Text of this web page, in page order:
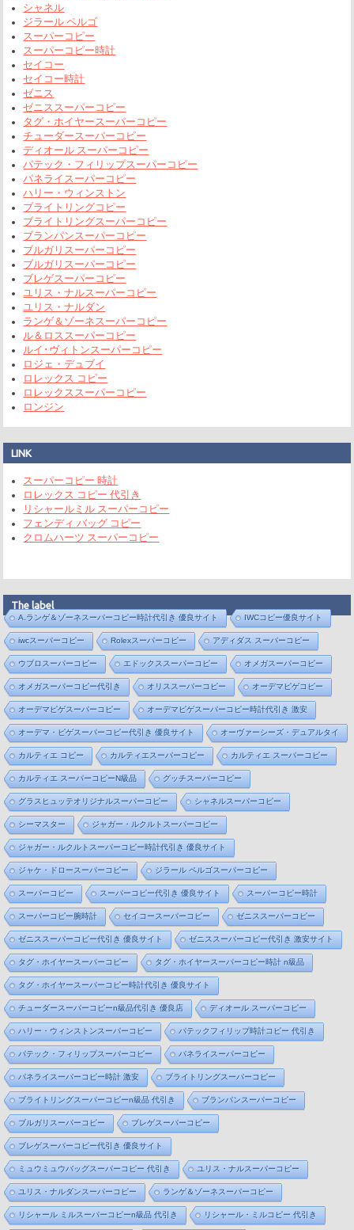
シャネル
ジラール ペルゴ
スーパーコピー
スーパーコピー時計
セイコー
セイコー時計
ゼニス
ゼニススーパーコピー
タグ・ホイヤースーパーコピー
チューダースーパーコピー
ディオール スーパーコピー
パテック・フィリップスーパーコピー
パネライスーパーコピー
ハリー・ウィンストン
ブライトリングコピー
ブライトリングスーパーコピー
ブランパンスーパーコピー
ブルガリスーパーコピー
ブルガリスーパーコピー
ブレゲスーパーコピー
ユリス・ナルスーパーコピー
ユリス・ナルダン
ランゲ＆ゾーネスーパーコピー
ル＆ロススーパーコピー
ルイ･ヴィトンスーパーコピー
ロジェ・デュブイ
ロレックス コピー
ロレックススーパーコピー
ロンジン
LINK
スーパーコピー 時計
ロレックス コピー 代引き
リシャールミル スーパーコピー
フェンディ バッグ コピー
クロムハーツ スーパーコピー
The label
A.ランゲ＆ゾーネスーパーコピー時計代引き 優良サイト IWCコピー優良サイト
iwcスーパーコピー Rolexスーパーコピー アディダス スーパーコピー
ウブロスーパーコピー エドックススーパーコピー オメガスーパーコピー
オメガスーパーコピー代引き オリススーパーコピー オーデマピゲコピー
オーデマピゲスーパーコピー オーデマピゲスーパーコピー時計代引き 激安
オーデマ・ピゲスーパーコピー代引き 優良サイト オーヴァーシーズ・デュアルタイ
カルティエ コピー カルティエスーパーコピー カルティエ スーパーコピー
カルティエ スーパーコピーN級品 グッチスーパーコピー
グラスヒュッテオリジナルスーパーコピー シャネルスーパーコピー
シーマスター ジャガー・ルクルトスーパーコピー
ジャガー・ルクルトスーパーコピー時計代引き 優良サイト
ジャケ・ドロースーパーコピー ジラール ペルゴスーパーコピー
スーパーコピー スーパーコピー代引き 優良サイト スーパーコピー時計
スーパーコピー腕時計 セイコースーパーコピー ゼニススーパーコピー
ゼニススーパーコピー代引き 優良サイト ゼニススーパーコピー代引き 激安サイト
タグ・ホイヤースーパーコピー タグ・ホイヤースーパーコピー時計 n級品
タグ・ホイヤースーパーコピー時計代引き 優良サイト
チューダースーパーコピーn級品代引き 優良店 ディオール スーパーコピー
ハリー・ウィンストンスーパーコピー パテックフィリップ時計コピー 代引き
パテック・フィリップスーパーコピー パネライスーパーコピー
パネライスーパーコピー時計 激安 ブライトリングスーパーコピー
ブライトリングスーパーコピーn級品 代引き ブランパンスーパーコピー
ブルガリスーパーコピー ブレゲスーパーコピー
ブレゲスーパーコピー代引き 優良サイト
ミュウミュウバッグスーパーコピー 代引き ユリス・ナルスーパーコピー
ユリス・ナルダンスーパーコピー ランゲ＆ゾーネスーパーコピー
リシャール ミルスーパーコピーn級品 代引き リシャール・ミルコピー 代引き